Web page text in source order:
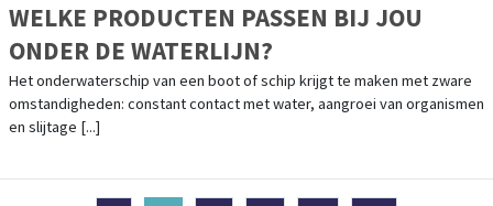
WELKE PRODUCTEN PASSEN BIJ JOU
ONDER DE WATERLIJN?
Het onderwaterschip van een boot of schip krijgt te maken met zware
omstandigheden: constant contact met water, aangroei van organismen
en slijtage [...]